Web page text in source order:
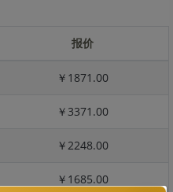
报价
￥1871.00
￥3371.00
￥2248.00
￥1685.00